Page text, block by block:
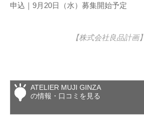
申込｜9月20日（水）募集開始予定
【株式会社良品計画】
ATELIER MUJI GINZA
の情報・口コミを見る